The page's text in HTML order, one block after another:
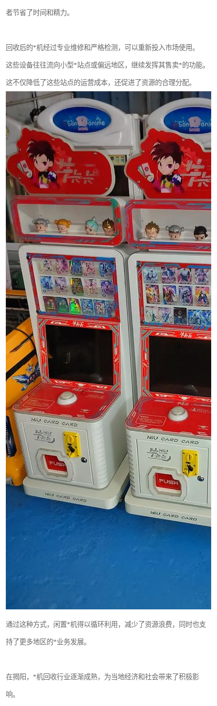
者节省了时间和精力。
回收后的*机经过专业维修和严格检测，可以重新投入市场使用。
这些设备往往流向小型*站点或偏远地区，继续发挥其售卖*的功能。
这不仅降低了这些站点的运营成本，还促进了资源的合理分配。
通过这种方式，闲置*机得以循环利用，减少了资源浪费，同时也支
持了更多地区的*业务发展。
在揭阳，*机回收行业逐渐成熟，为当地经济和社会带来了积极影
响。